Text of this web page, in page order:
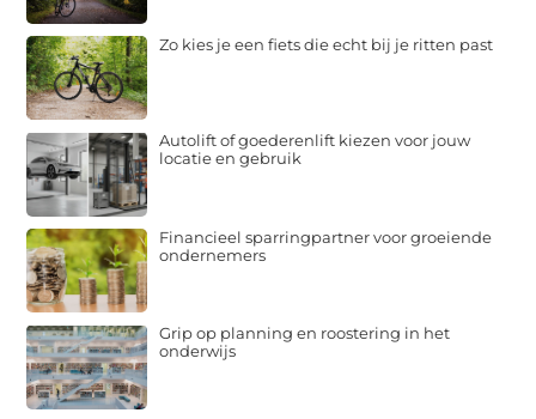
Zo kies je een fiets die echt bij je ritten past
Autolift of goederenlift kiezen voor jouw
locatie en gebruik
Financieel sparringpartner voor groeiende
ondernemers
Grip op planning en roostering in het
onderwijs